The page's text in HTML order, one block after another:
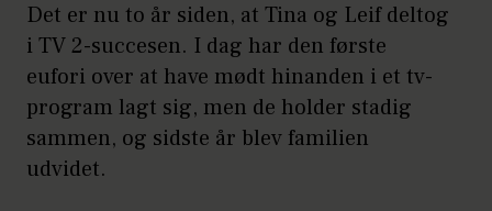
Det er nu to år siden, at Tina og Leif deltog
i TV 2-succesen. I dag har den første
eufori over at have mødt hinanden i et tv-
program lagt sig, men de holder stadig
sammen, og sidste år blev familien
udvidet.